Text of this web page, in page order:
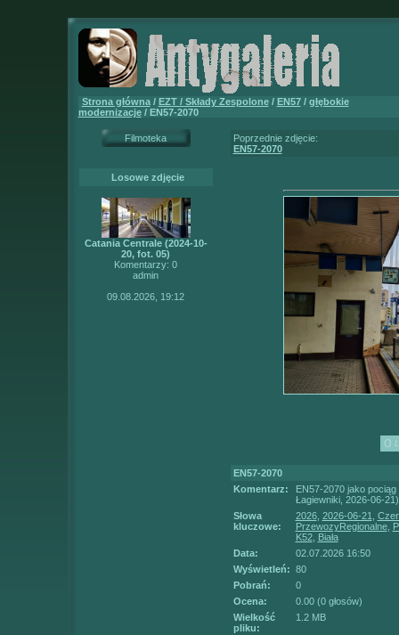
Strona główna/ EZT / Składy Zespolone/ EN57/ głębokie
modernizacje/ EN57-2070
Filmoteka
Losowe zdjęcie
Catania Centrale (2024-10-
20, fot. 05)
Komentarzy: 0
admin
09.08.2026, 19:12
Poprzednie zdjęcie:
EN57-2070
EN57-2070
Komentarz:
EN57-2070 jako pociąg
Łagiewniki, 2026-06-21)
Słowa
kluczowe:
2026, 2026-06-21
PrzewozyRegionalne,
K52,
Biała
Data:
02.07.2026 16:50
Wyświetleń: 80
Pobrań:
0
Ocena:
0.00 (0 głosów)
Wielkość
pliku:
1.2 MB